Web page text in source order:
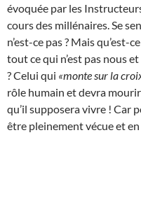
évoquée par les
cours des millénaires. Se
n’est-ce pas ? Mais qu’est-
tout ce qui n’est pas nous
? Celui qui «monte sur la
rôle humain et devra
qu’il supposera vivre ! Car
être pleinement vécue et